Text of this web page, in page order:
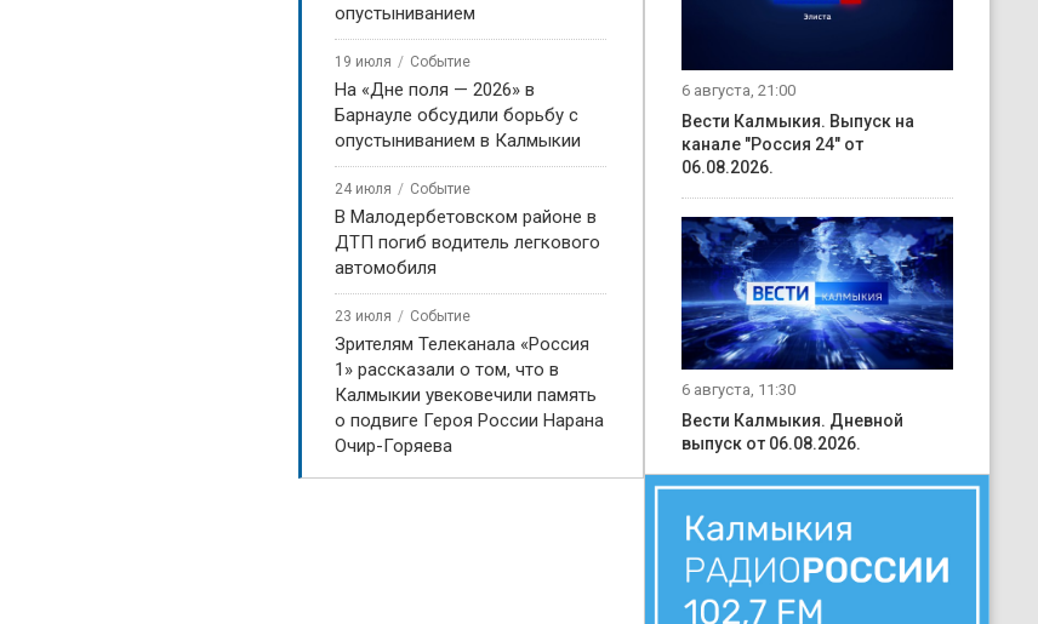
опустыниванием
19 июля Событие
На «Дне поля — 2026» в
Барнауле обсудили борьбу с
опустыниванием в Калмыкии
24 июля Событие
В Малодербетовском районе в
ДТП погиб водитель легкового
автомобиля
23 июля Событие
Зрителям Телеканала «Россия
1» рассказали о том, что в
Калмыкии увековечили память
о подвиге Героя России Нарана
Очир-Горяева
6 августа, 21:00
Вести Калмыкия. Выпуск на
канале "Россия 24" от
06.08.2026.
6 августа, 11:30
Вести Калмыкия. Дневной
выпуск от 06.08.2026.